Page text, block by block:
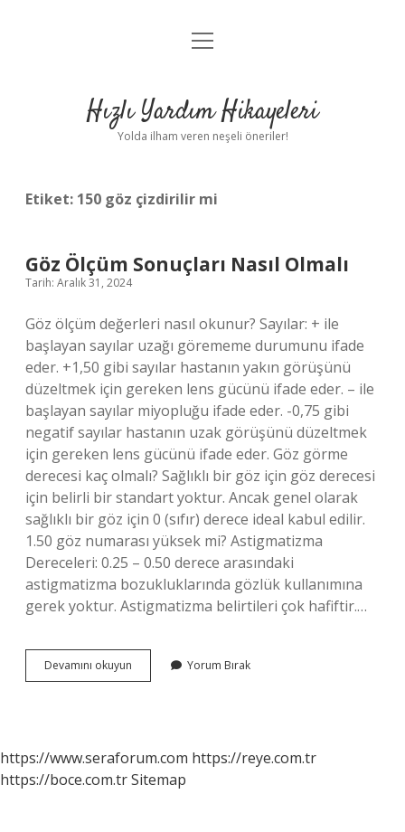
Anasayfa
Yasal Uyarı
menüyü
Hızlı Yardım Hikayeleri
Yolda ilham veren neşeli öneriler!
Etiket: 150 göz çizdirilir mi
Göz Ölçüm Sonuçları Nasıl Olmalı
Tarih: Aralık 31, 2024
Göz ölçüm değerleri nasıl okunur? Sayılar: + ile
başlayan sayılar uzağı görememe durumunu ifade
eder. +1,50 gibi sayılar hastanın yakın görüşünü
düzeltmek için gereken lens gücünü ifade eder. – ile
başlayan sayılar miyopluğu ifade eder. -0,75 gibi
negatif sayılar hastanın uzak görüşünü düzeltmek
için gereken lens gücünü ifade eder. Göz görme
derecesi kaç olmalı? Sağlıklı bir göz için göz derecesi
için belirli bir standart yoktur. Ancak genel olarak
sağlıklı bir göz için 0 (sıfır) derece ideal kabul edilir.
1.50 göz numarası yüksek mi? Astigmatizma
Dereceleri: 0.25 – 0.50 derece arasındaki
astigmatizma bozukluklarında gözlük kullanımına
gerek yoktur. Astigmatizma belirtileri çok hafiftir.…
Devamını okuyun
Ölçüm
Yorum Bırak
https://www.seraforum.com https://reye.com.tr
https://boce.com.trSitemap